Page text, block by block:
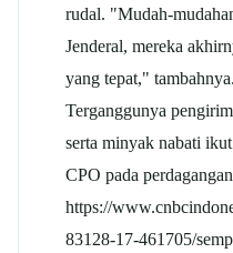
rudal. "Mudah-
Jenderal, mereka
yang tepat," tambahnya.
Terganggunya
serta minyak nabati
CPO pada
https://
83128-17-461705/